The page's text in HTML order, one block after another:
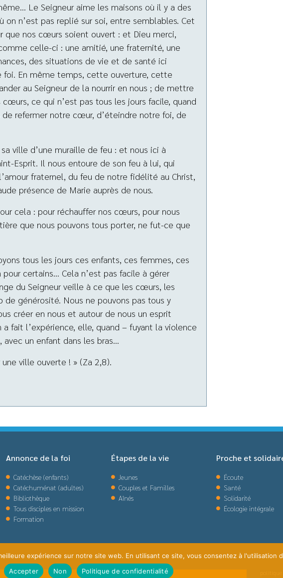
Le Seigneur aime les maisons où il y a des
n’est pas replié sur soi, entre semblables. Cet
que nos cœurs soient ouvert : et Dieu merci,
celle-ci : une amitié, une fraternité, une
des situations de vie et de santé ici
foi. En même temps, cette ouverture, cette
au Seigneur de la nourrir en nous ; de mettre
ce qui n’est pas tous les jours facile, quand
refermer notre cœur, d’éteindre notre foi, de
ville d’une muraille de feu : et nous ici à
Esprit. Il nous entoure de son feu à lui, qui
fraternel, du feu de notre fidélité au Christ,
présence de Marie auprès de nous.
cela : pour réchauffer nos cœurs, pour nous
que nous pouvons tous porter, ne fut-ce que
tous les jours ces enfants, ces femmes, ces
certains… Cela n’est pas facile à gérer
du Seigneur veille à ce que les cœurs, les
générosité. Nous ne pouvons pas tous y
créer en nous et autour de nous un esprit
fait l’expérience, elle, quand – fuyant la violence
un enfant dans les bras…
ville ouverte ! » (Za 2,8).
Annonce de la foi
Catéchèse (enfants)
Catéchuménat (adultes)
Bibliothèque
Tous disciples en mission
Formation
Étapes de la vie
Jeunes
Couples et Familles
Aînés
Proche et
Écoute
Santé
Solidarité
Écologie intégrale
expérience sur notre site web. En utilisant ce site, vous consentez à l'utilisation
Accepter
Non Politique de confidentialité